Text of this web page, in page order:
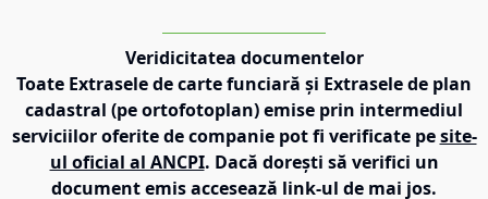
Veridicitatea documentelor
Toate Extrasele de carte funciară și Extrasele de plan
cadastral (pe ortofotoplan) emise prin intermediul
serviciilor oferite de companie pot fi verificate pe site-
ul oficial al ANCPI. Dacă dorești să verifici un
document emis accesează link-ul de mai jos.